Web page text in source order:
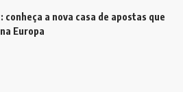
conheça a nova casa de apostas que
Europa